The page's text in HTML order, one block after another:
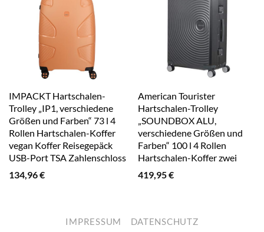
IMPACKT Hartschalen-
Trolley „IP1, verschiedene
Größen und Farben“ 73 l 4
Rollen Hartschalen-Koffer
vegan Koffer Reisegepäck
USB-Port TSA Zahlenschloss
garden apricot
134,96€
American Tourister
Hartschalen-Trolley
„SOUNDBOX ALU,
verschiedene Größen und
Farben“ 100 l 4 Rollen
Hartschalen-Koffer zwei
TSA-Schlösser Aluminium-
Koffer brushed anthrazit
419,95€
IMPRESSUM DATENSCHUTZ